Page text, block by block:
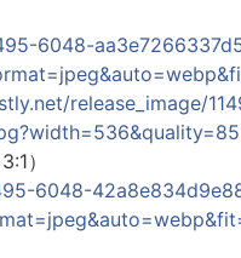
6048-
release_image/
）
6048-